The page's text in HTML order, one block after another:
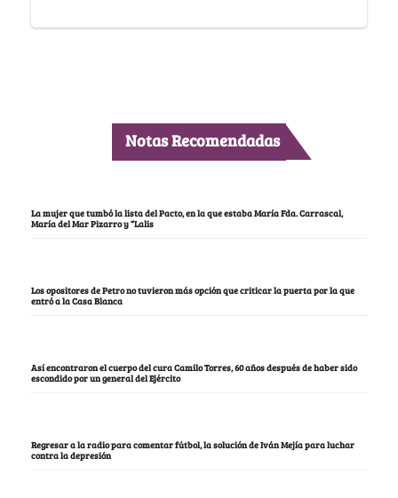
Notas Recomendadas
La mujer que tumbó la lista del Pacto, en la que estaba María Fda. Carrascal,
María del Mar Pizarro y “Lalis
Los opositores de Petro no tuvieron más opción que criticar la puerta por la que
entró a la Casa Blanca
Así encontraron el cuerpo del cura Camilo Torres, 60 años después de haber sido
escondido por un general del Ejército
Regresar a la radio para comentar fútbol, la solución de Iván Mejía para luchar
contra la depresión